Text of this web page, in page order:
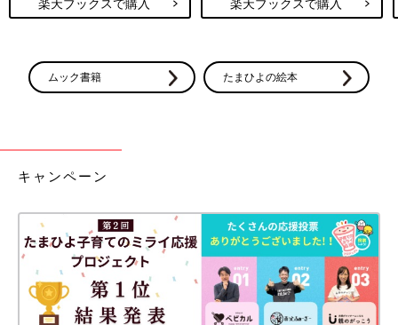
楽天ブックスで購入 楽天ブックスで購入
ムック書籍 たまひよの絵本
キャンペーン